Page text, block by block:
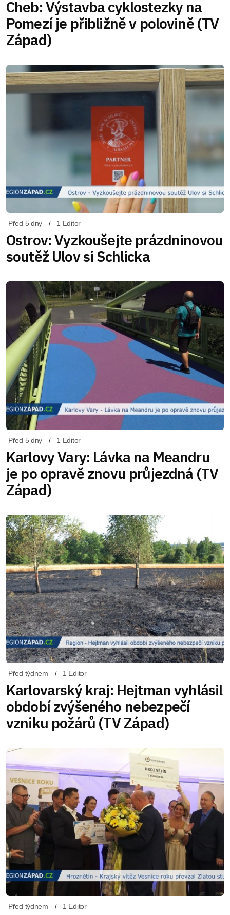
Cheb: Výstavba cyklostezky na
Pomezí je přibližně v polovině (TV
Západ)
Před 5 dny 1 Editor
Ostrov: Vyzkoušejte prázdninovou
soutěž Ulov si Schlicka
Před 5 dny 1 Editor
Karlovy Vary: Lávka na Meandru
je po opravě znovu průjezdná (TV
Západ)
Před týdnem 1 Editor
Karlovarský kraj: Hejtman vyhlásil
období zvýšeného nebezpečí
vzniku požárů (TV Západ)
Před týdnem 1 Editor